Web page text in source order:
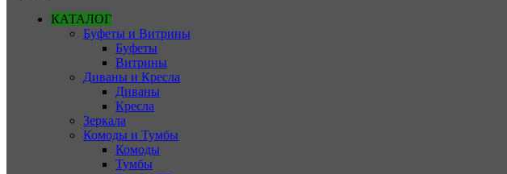
КАТАЛОГ
Буфеты и Витрины
Буфеты
Витрины
Диваны и Кресла
Диваны
Кресла
Зеркала
Комоды и Тумбы
Комоды
Тумбы